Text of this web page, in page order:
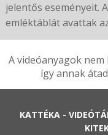
jelentős eseményeit.
emléktáblát avattak
A videóanyagok
így annak
KATTÉKA -